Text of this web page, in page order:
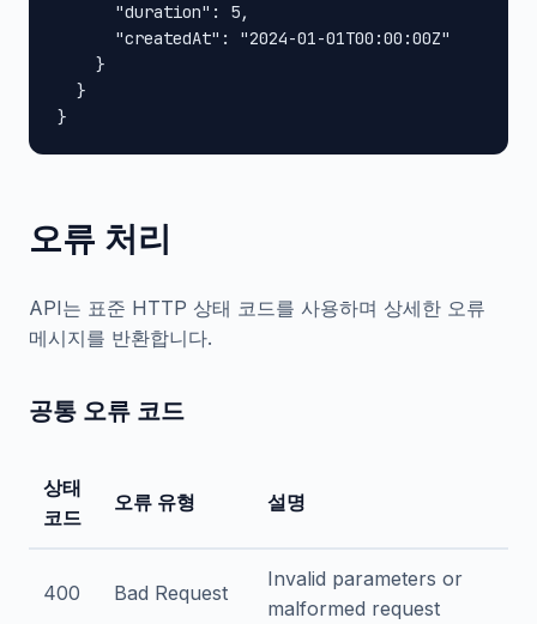
      "duration": 5,
      "createdAt": "2024-01-01T00:00:00Z"
    }
  }
}
오류 처리
API는 표준 HTTP 상태 코드를 사용하며 상세한 오류
메시지를 반환합니다.
공통 오류 코드
상태
코드
오류 유형 설명
400 Bad Request
Invalid parameters or
malformed request